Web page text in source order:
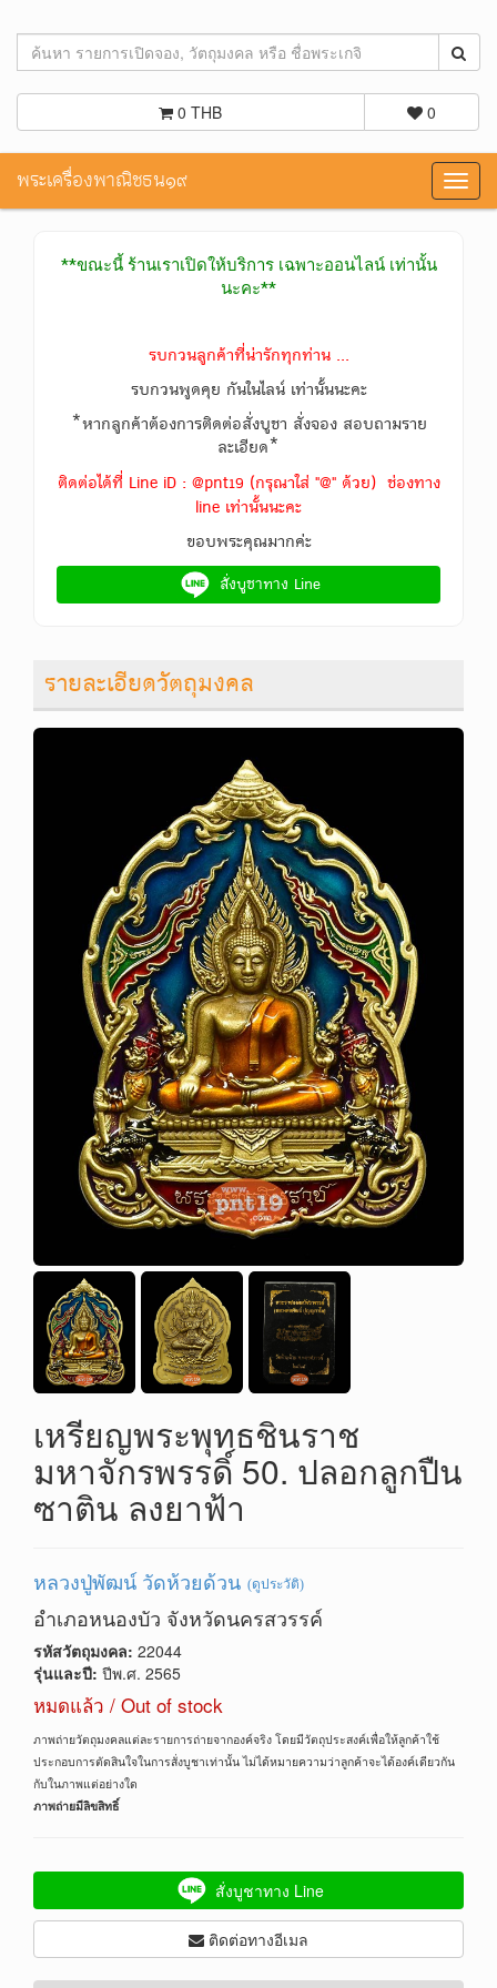
0 THB 0
พระเครื่องพาณิชธน๑๙
**ขณะนี้ ร้านเราเปิดให้บริการ เฉพาะออนไลน์ เท่านั้น
นะคะ**
รบกวนลูกค้าที่น่ารักทุกท่าน ...
รบกวนพูดคุย กันในไลน์ เท่านั้นนะคะ
*หากลูกค้าต้องการติดต่อสั่งบูชา สั่งจอง สอบถามราย
ละเอียด*
ติดต่อได้ที่ Line iD : @pnt19 (กรุณาใส่ "@" ด้วย) ช่องทาง
line เท่านั้นนะคะ
ขอบพระคุณมากค่ะ
สั่งบูชาทาง Line
รายละเอียดวัตถุมงคล
เหรียญพระพุทธชินราช
มหาจักรพรรดิ์ 50. ปลอกลูกปืน
ซาติน ลงยาฟ้า
หลวงปู่พัฒน์ วัดห้วยด้วน (ดูประวัติ)
อำเภอหนองบัว จังหวัดนครสวรรค์
รหัสวัตถุมงคล: 22044
รุ่นและปี: ปีพ.ศ. 2565
หมดแล้ว / Out of stock
ภาพถ่ายวัตถุมงคลแต่ละรายการถ่ายจากองค์จริง โดยมีวัตถุประสงค์เพื่อให้ลูกค้าใช้
ประกอบการตัดสินใจในการสั่งบูชาเท่านั้น ไม่ได้หมายความว่าลูกค้าจะได้องค์เดียวกัน
กับในภาพแต่อย่างใด
ภาพถ่ายมีลิขสิทธิ์
สั่งบูชาทาง Line
ติดต่อทางอีเมล